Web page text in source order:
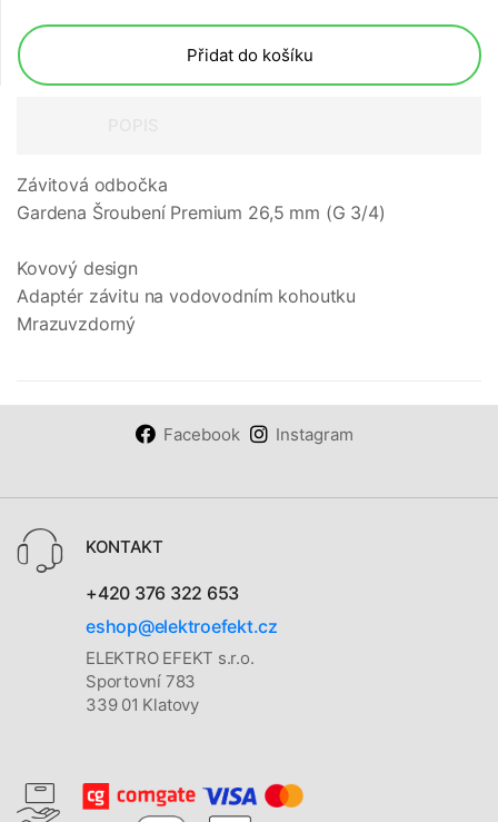
Přidat do košíku
Závitová odbočka
Gardena Šroubení Premium 26,5 mm (G 3/4)
Kovový design
Adaptér závitu na vodovodním kohoutku
Mrazuvzdorný
Facebook Instagram
KONTAKT
+420 376 322 653
eshop@elektroefekt.cz
ELEKTRO EFEKT s.r.o.
Sportovní 783
339 01 Klatovy